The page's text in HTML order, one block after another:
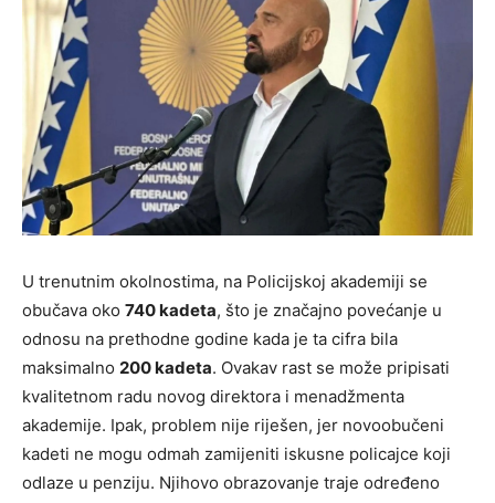
U trenutnim okolnostima, na Policijskoj akademiji se
obučava oko 740 kadeta, što je značajno povećanje u
odnosu na prethodne godine kada je ta cifra bila
maksimalno 200 kadeta. Ovakav rast se može pripisati
kvalitetnom radu novog direktora i menadžmenta
akademije. Ipak, problem nije riješen, jer novoobučeni
kadeti ne mogu odmah zamijeniti iskusne policajce koji
odlaze u penziju. Njihovo obrazovanje traje određeno